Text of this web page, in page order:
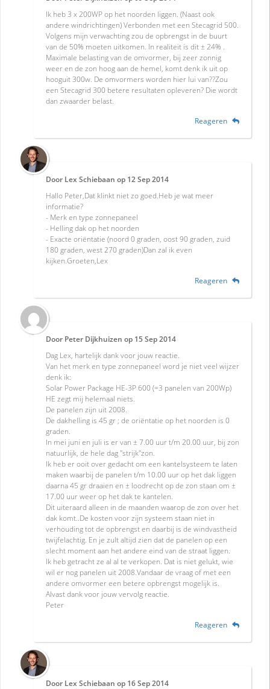
Ik heb 3 x 200WP op het noorden liggen. (Naast ook
andere windrichtingen) Verbonden met een Stecagrid 500.
Volgens mijn verwachting zou de opbrengst in de buurt
van de 50% moeten uitkomen. In realiteit is dit ± 24% .
Maximale belasting van de omvormer, bij zeer zonnig
weer en de zon hoog aan de hemel, komt denk ik uit op
hooguit 300w. De omvormers worden hier lui van??Zou
een Stecagrid 300 betere resultaten opleveren? Die wordt
dan zwaarder belast.
Reageren
Door Lex Schiebaan op 12 Sep 2014
Hallo Peter,Dat klinkt niet zo goed.Heb je wat meer
informatie?
- Merk en type zonnepaneel
- Helling dak op het noorden
- Exacte oriëntatie (noord 0 graden, oost 90 graden, zuid
180 graden, west 270 graden)Dan zal ik even
kijken.Groeten,Lex
Reageren
Door Peter Dijkhuizen op 15 Sep 2014
Dag Lex, hartelijk dank voor jouw reactie.
Van het merk en type zonnepaneel word je niet veel wijzer
denk ik:
Solar Power Package HE-3P 600 (=3 panelen van 200Wp)
HE zegt mij helemaal niets.
De panelen zijn uit 2008.
De dakhelling is 45 gr ; de oriëntatie op het noorden is 0
graden.
In mei juni en juli is er van ± 7.00 uur t/m 20.00 uur, bij zon
natuurlijk, de hele dag "strijk"zon.
Ik heb er ooit over gedacht om een kantelsysteem te laten
maken waarbij de panelen t/m 10.00 uur op het dak liggen
daarna 45 gr draaien en ± loodrecht op de zon staan om ±
17.00 uur weer op het dak te kantelen.
Dit uiteraard alleen in de maanden waarop de zon over het
dak komt..De kosten voor zijn systeem staan niet in
verhouding tot de opbrengst en daarbij is de windvastheid
twijfelachtig. En je zult altijd zien dat de panelen op een
slecht moment aan het andere eind van de straat liggen.
Ik heb getracht ze al al te verkopen. Dat is niet gelukt, wie
wil er nog panelen uit 2008.Vandaar de vraag of met een
andere omvormer een betere opbrengst mogelijk is.
Alvast dank voor jouw vervolg reactie.
Peter
Reageren
Door Lex Schiebaan op 16 Sep 2014